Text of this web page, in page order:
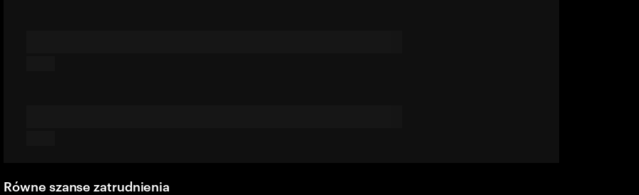
Równe szanse zatrudnienia